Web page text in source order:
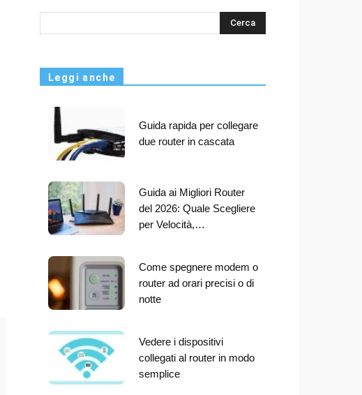
s
Leggi anche
Guida rapida per collegare
due router in cascata
Guida ai Migliori Router
del 2026: Quale Scegliere
per Velocità,…
Come spegnere modem o
router ad orari precisi o di
notte
Vedere i dispositivi
collegati al router in modo
semplice